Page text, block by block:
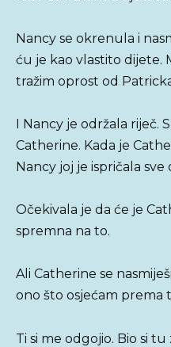
Nancy se okrenula i
ću je kao vlastito dijete.
tražim oprost od
I Nancy je održala riječ.
Catherine. Kada je
Nancy joj je ispričala sve
Očekivala je da će je
spremna na to.
Ali Catherine se
ono što osjećam prema
Ti si me odgojio. Bio si